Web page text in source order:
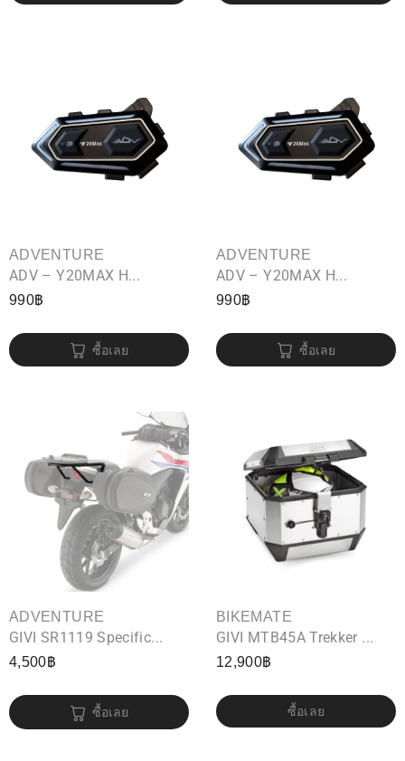
ADVENTURE
ADV – Y20MAX H...
990฿
ซื้อเลย
ADVENTURE
ADV – Y20MAX H...
990฿
ซื้อเลย
ADVENTURE
GIVI SR1119 Specific...
4,500฿
ซื้อเลย
BIKEMATE
GIVI MTB45A Trekker ...
12,900฿
ซื้อเลย